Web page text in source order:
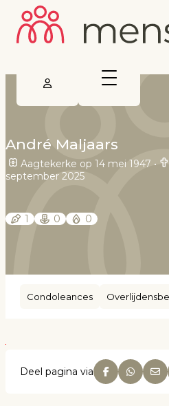
André Maljaars
Aagtekerke op 14 mei 1947 •
september 2025
1 0 0
Condoleances
Deel pagina via